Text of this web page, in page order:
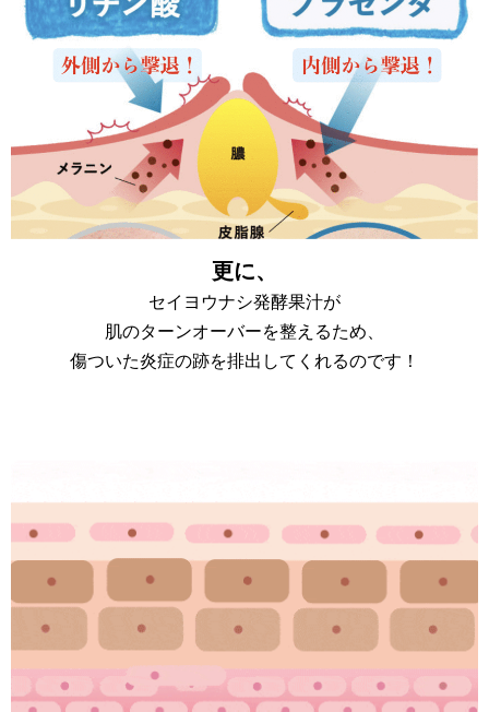
更に、
セイヨウナシ発酵果汁が
肌のターンオーバーを整えるため、
傷ついた炎症の跡を排出してくれるのです！